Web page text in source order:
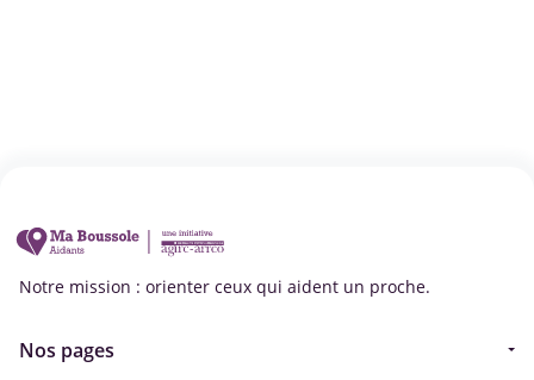
Notre mission : orienter ceux qui aident un proche.
Nos pages